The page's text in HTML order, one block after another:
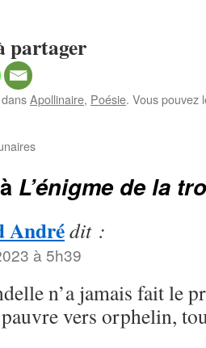
partager
Apollinaire, Poésie. Vous pouvez
L’énigme de la
Andrédit :
à 5h39
n’a jamais fait le
vers orphelin,